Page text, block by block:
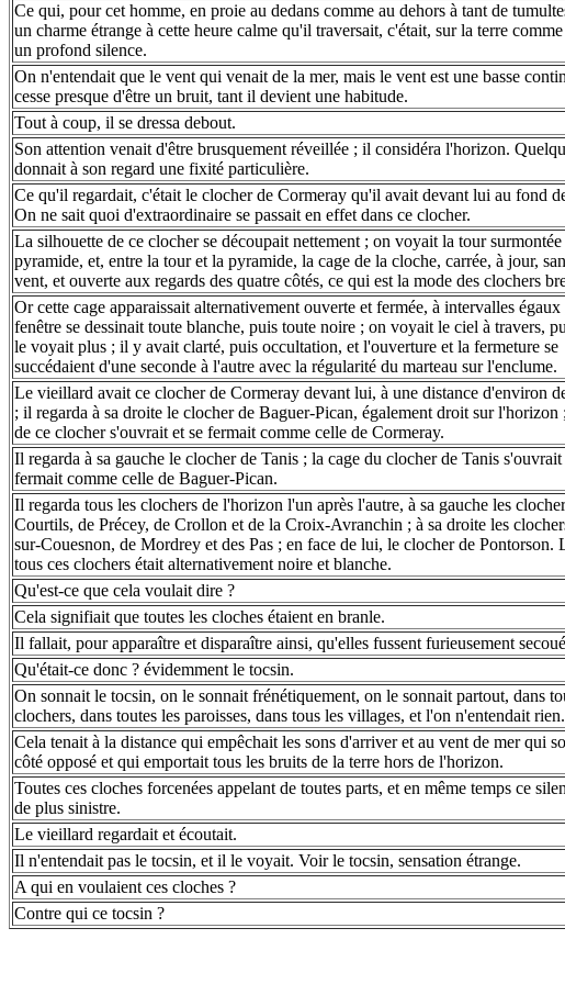
Ce qui, pour cet homme, en proie au dedans comme au dehors à tant de
un charme étrange à cette heure calme qu'il traversait, c'était, sur la terre
un profond silence.
On n'entendait que le vent qui venait de la mer, mais le vent est une basse
cesse presque d'être un bruit, tant il devient une habitude.
Tout à coup, il se dressa debout.
Son attention venait d'être brusquement réveillée ; il considéra l'horizon.
donnait à son regard une fixité particulière.
Ce qu'il regardait, c'était le clocher de Cormeray qu'il avait devant lui au fond
On ne sait quoi d'extraordinaire se passait en effet dans ce clocher.
La silhouette de ce clocher se découpait nettement ; on voyait la tour surmontée
pyramide, et, entre la tour et la pyramide, la cage de la cloche, carrée, à jour,
vent, et ouverte aux regards des quatre côtés, ce qui est la mode des clochers
Or cette cage apparaissait alternativement ouverte et fermée, à intervalles égaux
fenêtre se dessinait toute blanche, puis toute noire ; on voyait le ciel à travers,
le voyait plus ; il y avait clarté, puis occultation, et l'ouverture et la fermeture se
succédaient d'une seconde à l'autre avec la régularité du marteau sur l'enclume.
Le vieillard avait ce clocher de Cormeray devant lui, à une distance d'environ
; il regarda à sa droite le clocher de Baguer-Pican, également droit sur l'horizon
de ce clocher s'ouvrait et se fermait comme celle de Cormeray.
Il regarda à sa gauche le clocher de Tanis ; la cage du clocher de Tanis s'ouvrait
fermait comme celle de Baguer-Pican.
Il regarda tous les clochers de l'horizon l'un après l'autre, à sa gauche les
Courtils, de Précey, de Crollon et de la Croix-Avranchin ; à sa droite les
sur-Couesnon, de Mordrey et des Pas ; en face de lui, le clocher de Pontorson.
tous ces clochers était alternativement noire et blanche.
Qu'est-ce que cela voulait dire ?
Cela signifiait que toutes les cloches étaient en branle.
Il fallait, pour apparaître et disparaître ainsi, qu'elles fussent furieusement
Qu'était-ce donc ? évidemment le tocsin.
On sonnait le tocsin, on le sonnait frénétiquement, on le sonnait partout, dans
clochers, dans toutes les paroisses, dans tous les villages, et l'on n'entendait rien.
Cela tenait à la distance qui empêchait les sons d'arriver et au vent de mer qui
côté opposé et qui emportait tous les bruits de la terre hors de l'horizon.
Toutes ces cloches forcenées appelant de toutes parts, et en même temps ce
de plus sinistre.
Le vieillard regardait et écoutait.
Il n'entendait pas le tocsin, et il le voyait. Voir le tocsin, sensation étrange.
A qui en voulaient ces cloches ?
Contre qui ce tocsin ?